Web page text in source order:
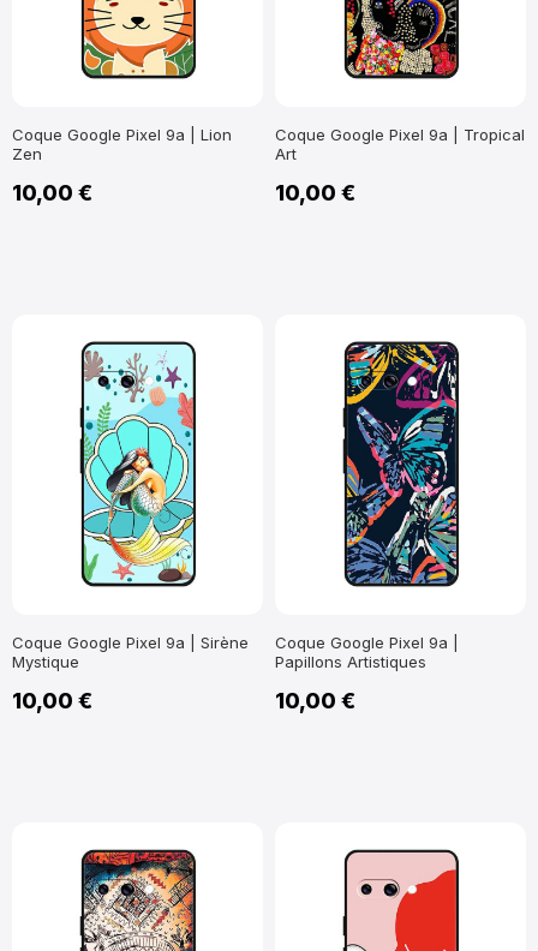
Coque Google Pixel 9a | Lion
Zen
10,00 €
Coque Google Pixel 9a | Tropical
Art
10,00 €
Coque Google Pixel 9a | Sirène
Mystique
10,00 €
Coque Google Pixel 9a |
Papillons Artistiques
10,00 €